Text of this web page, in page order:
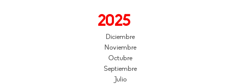
2025
Diciembre
Noviembre
Octubre
Septiembre
Julio